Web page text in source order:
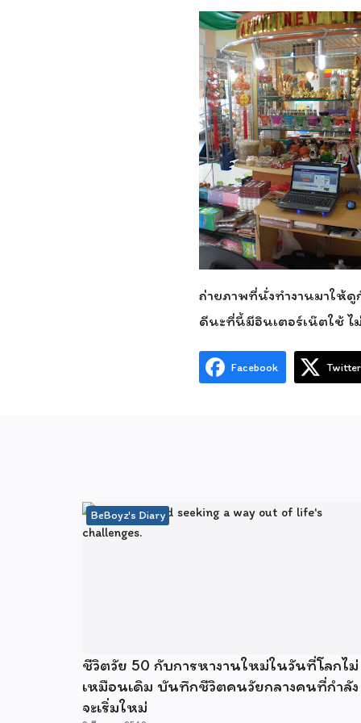
ถ่ายภาพที่นั่งทำงานมาให้ดู
ดีนะที่นี้มีอินเตอร์เน๊ตใช้
Facebook Twitter
BeBoyz's Diary
ชีวิตวัย 50 กับการหางานใหม่ในวันที่โลกไม่
เหมือนเดิม บันทึกชีวิตคนวัยกลางคนที่กำลัง
จะเริ่มใหม่